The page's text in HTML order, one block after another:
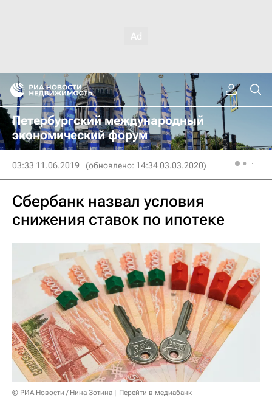
Петербургский международный
экономический форум
03:33 11.06.2019 (обновлено: 14:34 03.03.2020)
Сбербанк назвал условия
снижения ставок по ипотеке
© РИА Новости / Нина Зотина Перейти в медиабанк